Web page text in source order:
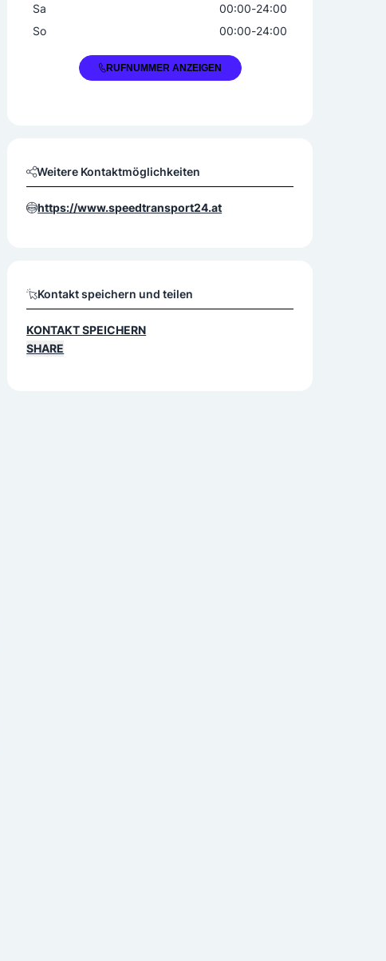
Sa
00:00-24:00
So
00:00-24:00
+43 676 5420048RUFNUMMER ANZEIGEN
Weitere Kontaktmöglichkeiten
https://www.speedtransport24.at
Kontakt speichern und teilen
KONTAKT SPEICHERN
SHARE